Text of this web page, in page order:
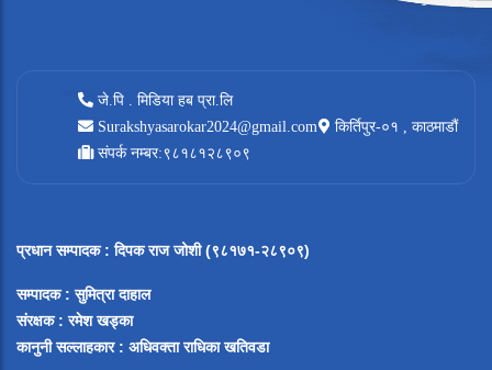
जे.पि . मिडिया हब प्रा.लि
Surakshyasarokar2024@gmail.com
किर्तिपुर-०१ , काठमाडौं
संपर्क नम्बर:९८१८१२८९०९
प्रधान सम्पादक: दिपक राज जोशी (९८१७१-२८९०९)
सम्पादक : सुमित्रा दाहाल
संरक्षक : रमेश खड्का
कानुनी सल्लाहकार : अधिवक्ता राधिका खतिवडा